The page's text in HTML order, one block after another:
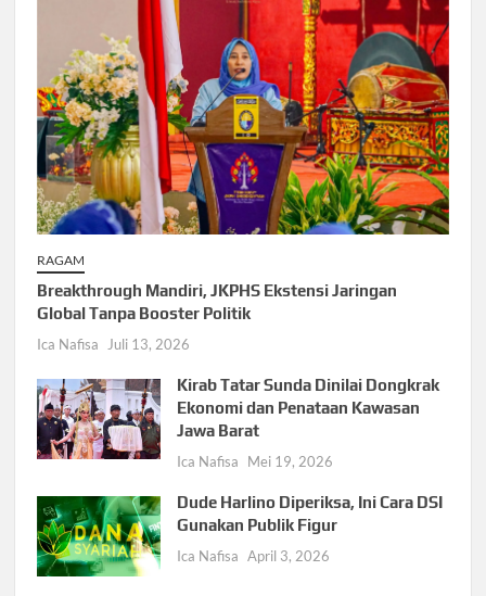
RAGAM
Breakthrough Mandiri, JKPHS Ekstensi Jaringan
Global Tanpa Booster Politik
Ica Nafisa Juli 13, 2026
Kirab Tatar Sunda Dinilai Dongkrak
Ekonomi dan Penataan Kawasan
Jawa Barat
Ica Nafisa Mei 19, 2026
Dude Harlino Diperiksa, Ini Cara DSI
Gunakan Publik Figur
Ica Nafisa April 3, 2026